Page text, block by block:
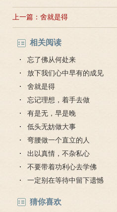
上一篇： 舍就是得
相关阅读
忘了佛从何处来
放下我们心中早有的成见
舍就是得
忘记理想，着手去做
有是无，早是晚
低头无妨做大事
弯腰做一个直立的人
出以真情，不杂私心
不要带着功利心去学佛
一定别在等待中留下遗憾
猜你喜欢